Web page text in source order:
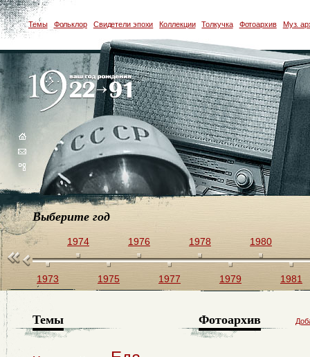
Темы Фольклор Свидетели эпохи Коллекции Толкучка Фотоархив Муз.
Выберите год
1972
1973
1974
1975
1976
1977
1978
1979
1980
1981
Фотоархив
Темы